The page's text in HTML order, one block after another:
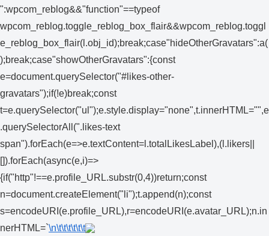
":wpcom_reblog&&"function"==typeof
wpcom_reblog.toggle_reblog_box_flair&&wpcom_reblog.toggl
e_reblog_box_flair(l.obj_id);break;case"hideOtherGravatars":a(
);break;case"showOtherGravatars":{const
e=document.querySelector("#likes-other-
gravatars");if(!e)break;const
t=e.querySelector("ul");e.style.display="none",t.innerHTML="",e
.querySelectorAll(".likes-text
span").forEach(e=>e.textContent=l.totalLikesLabel),(l.likers||
[]).forEach(async(e,i)=>
{if("http"!==e.profile_URL.substr(0,4))return;const
n=document.createElement("li");t.append(n);const
s=encodeURI(e.profile_URL),r=encodeURI(e.avatar_URL);n.in
nerHTML=`\n\t\t\t\t\t\t